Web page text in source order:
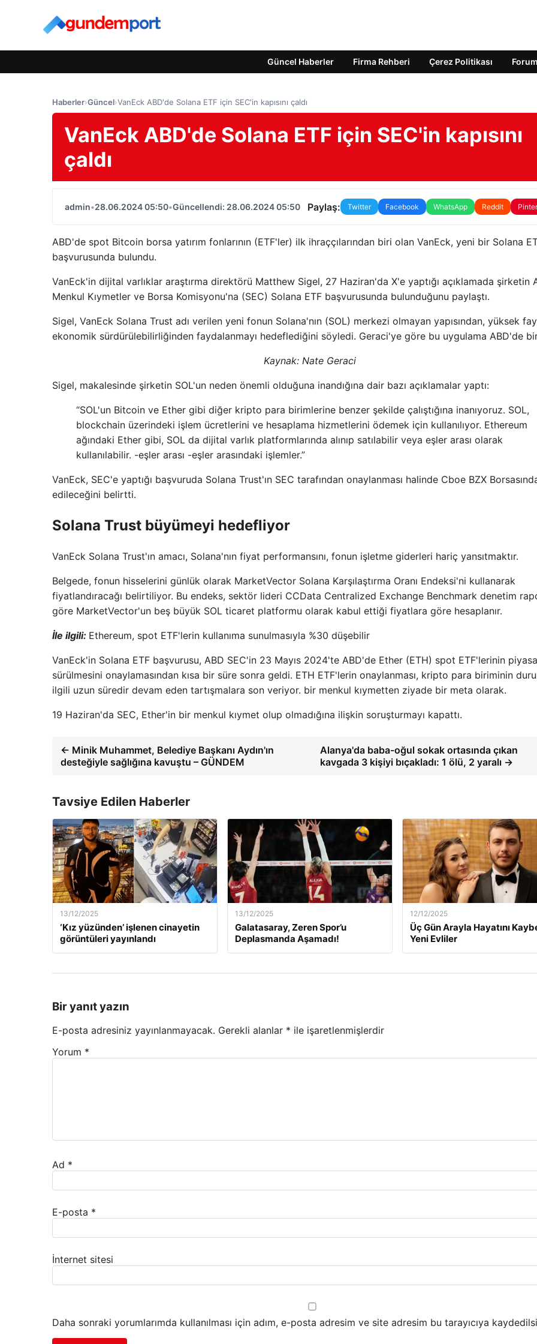
Güncel Haberler Firma Rehberi Çerez Politikası Forum
Haberler›Güncel›VanEck ABD'de Solana ETF için SEC'in kapısını çaldı
VanEck ABD'de Solana ETF için SEC'in kapısını
çaldı
admin•28.06.2024 05:50•Güncellendi: 28.06.2024 05:50 Paylaş: Twitter Facebook WhatsApp Reddit
ABD'de spot Bitcoin borsa yatırım fonlarının (ETF'ler) ilk ihraççılarından biri olan VanEck, yeni bir Solana
başvurusunda bulundu.
VanEck'in dijital varlıklar araştırma direktörü Matthew Sigel, 27 Haziran'da X'e yaptığı açıklamada şirketin
Menkul Kıymetler ve Borsa Komisyonu'na (SEC) Solana ETF başvurusunda bulunduğunu paylaştı.
Sigel, VanEck Solana Trust adı verilen yeni fonun Solana'nın (SOL) merkezi olmayan yapısından, yüksek
ekonomik sürdürülebilirliğinden faydalanmayı hedeflediğini söyledi. Geraci'ye göre bu uygulama ABD'de
Kaynak: Nate Geraci
Sigel, makalesinde şirketin SOL'un neden önemli olduğuna inandığına dair bazı açıklamalar yaptı:
“SOL'un Bitcoin ve Ether gibi diğer kripto para birimlerine benzer şekilde çalıştığına inanıyoruz. SOL,
blockchain üzerindeki işlem ücretlerini ve hesaplama hizmetlerini ödemek için kullanılıyor. Ethereum
ağındaki Ether gibi, SOL da dijital varlık platformlarında alınıp satılabilir veya eşler arası olarak
kullanılabilir. -eşler arası -eşler arasındaki işlemler.”
VanEck, SEC'e yaptığı başvuruda Solana Trust'ın SEC tarafından onaylanması halinde Cboe BZX
edileceğini belirtti.
Solana Trust büyümeyi hedefliyor
VanEck Solana Trust'ın amacı, Solana'nın fiyat performansını, fonun işletme giderleri hariç yansıtmaktır.
Belgede, fonun hisselerini günlük olarak MarketVector Solana Karşılaştırma Oranı Endeksi'ni kullanarak
fiyatlandıracağı belirtiliyor. Bu endeks, sektör lideri CCData Centralized Exchange Benchmark denetim
göre MarketVector'un beş büyük SOL ticaret platformu olarak kabul ettiği fiyatlara göre hesaplanır.
İle ilgili: Ethereum, spot ETF'lerin kullanıma sunulmasıyla %30 düşebilir
VanEck'in Solana ETF başvurusu, ABD SEC'in 23 Mayıs 2024'te ABD'de Ether (ETH) spot ETF'lerinin
sürülmesini onaylamasından kısa bir süre sonra geldi. ETH ETF'lerin onaylanması, kripto para biriminin
ilgili uzun süredir devam eden tartışmalara son veriyor. bir menkul kıymetten ziyade bir meta olarak.
19 Haziran'da SEC, Ether'in bir menkul kıymet olup olmadığına ilişkin soruşturmayı kapattı.
← Minik Muhammet, Belediye Başkanı Aydın'ın
desteğiyle sağlığına kavuştu – GÜNDEM
Alanya'da baba-oğul sokak ortasında çıkan
kavgada 3 kişiyi bıçakladı: 1 ölü, 2 yaralı →
Tavsiye Edilen Haberler
13/12/2025
‘Kız yüzünden’ işlenen cinayetin
görüntüleri yayınlandı
13/12/2025
Galatasaray, Zeren Spor’u
Deplasmanda Aşamadı!
12/12/2025
Üç Gün Arayla Hayatını
Yeni Evliler
Bir yanıt yazın
E-posta adresiniz yayınlanmayacak. Gerekli alanlar * ile işaretlenmişlerdir
Yorum *
Ad *
E-posta *
İnternet sitesi
Daha sonraki yorumlarımda kullanılması için adım, e-posta adresim ve site adresim bu tarayıcıya